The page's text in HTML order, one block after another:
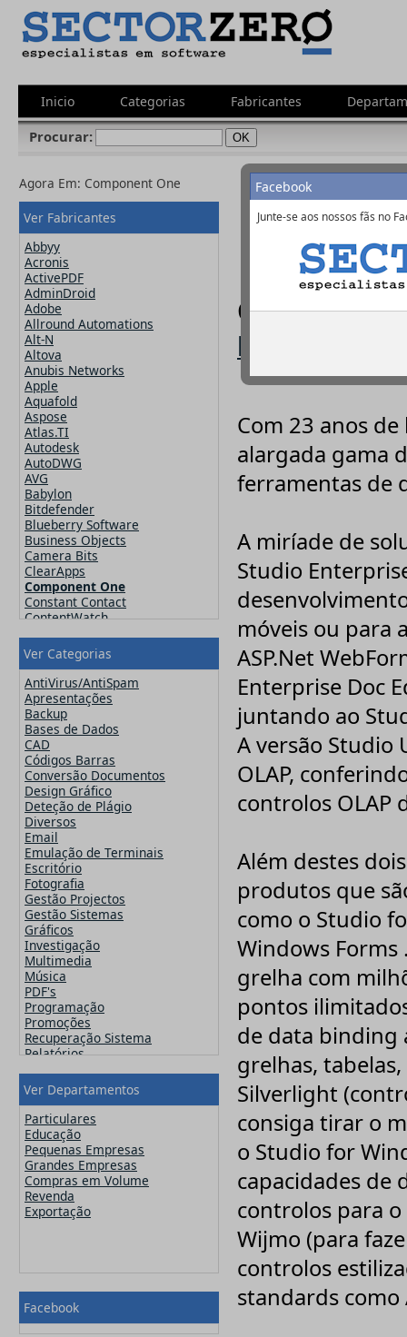
Inicio Categorias Fabricantes
Procurar:
Agora Em: Component One
Ver Fabricantes
Abbyy
Acronis
ActivePDF
AdminDroid
Adobe
Allround Automations
Alt-N
Altova
Anubis Networks
Apple
Aquafold
Aspose
Atlas.TI
Autodesk
AutoDWG
AVG
Babylon
Bitdefender
Blueberry Software
Business Objects
Camera Bits
ClearApps
Component One
Constant Contact
ContentWatch
Crucial
CutePDF
CuteSoft
CZ Solution
DameWare
Datawatch
Devart
DevExpress
ElcomSoft
ESET
Exclaimer
Famatech
Faronics
FinalWire
Flexera
Flipping Book
GFI
Globalscape
IDM Computer Solutions
Incomedia Software
Infacta
Infragistics
iSpring Solutions, Inc.
Jam Software
JetBrains
Kaspersky
Lansweeper
Maxon
MAXQDA - Verbi
McAfee
Microsoft
Navicat
Nero
Netsarang
Network Automation
NitroPDF
Palisade
PaperCut
PDFlib
Ver Categorias
AntiVirus/AntiSpam
Apresentações
Backup
Bases de Dados
CAD
Códigos Barras
Conversão Documentos
Design Gráfico
Deteção de Plágio
Diversos
Email
Emulação de Terminais
Escritório
Fotografia
Gestão Projectos
Gestão Sistemas
Gráficos
Investigação
Multimedia
Música
PDF's
Programação
Promoções
Recuperação Sistema
Relatórios
Sistemas Operativos
Utilitários
Video
Web Design
Ver Departamentos
Particulares
Educação
Pequenas Empresas
Grandes Empresas
Compras em Volume
Revenda
Exportação
Facebook
Component
http://
Com 23 anos
alargada gama
ferramentas de
A miríade de
Studio
móveis ou para
ASP.Net
Enterprise Doc
juntando ao
A versão Studio
OLAP,
controlos OLAP
Além destes
produtos que
como o Studio
Windows Forms
grelha com
pontos
de data binding
grelhas,
Silverlight
consiga tirar o
o Studio for
capacidades de
controlos para o
Wijmo (para
controlos
standards como
Facebook
Junte-se aos nossos fãs no